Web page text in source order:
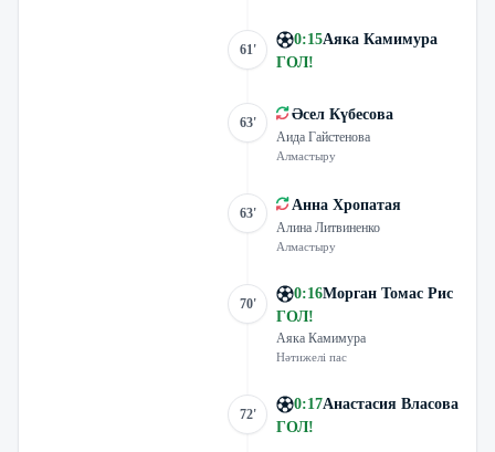
61'
0:15Аяка Камимура
ГОЛ!
63' Әсел Күбесова
Аида Гайстенова
Алмастыру
63' Анна Хропатая
Алина Литвиненко
Алмастыру
70'
0:16Морган Томас Рис
ГОЛ!
Аяка Камимура
Нәтижелі пас
72'
0:17Анастасия Власова
ГОЛ!